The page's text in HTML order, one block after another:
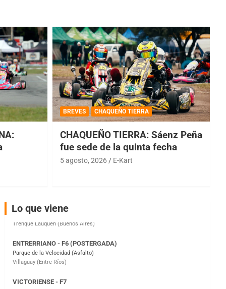
BREVES CHAQUEÑO TIERRA
CHAQUEÑO TIERRA: Sáenz Peña
fue sede de la quinta fecha
5 agosto, 2026 E-Kart
Lo que viene
COBERTURA ESPECIAL DE E-KART.COM.AR
08/09-AGO
Ramiro Tot (Asfalto)
Baradero (Buenos Aires)
Parque de la Velocidad (Asfalto)
VICTORIENSE - F7
El Cerro (Tierra)
Victoria (Entre Ríos)
PATAGONICO - F6